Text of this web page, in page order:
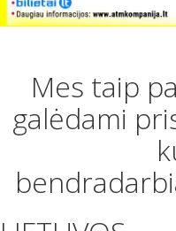
Mes taip
galėdami